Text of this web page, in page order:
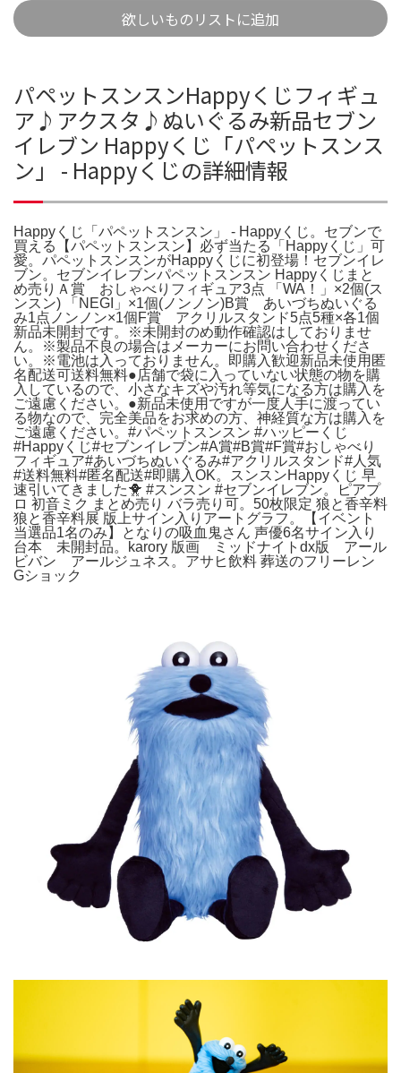
欲しいものリストに追加
パペットスンスンHappyくじフィギュ
ア♪アクスタ♪ぬいぐるみ新品セブン
イレブン Happyくじ「パペットスンス
ン」 - Happyくじの詳細情報
Happyくじ「パペットスンスン」 - Happyくじ。セブンで
買える【パペットスンスン】必ず当たる「Happyくじ」可
愛。パペットスンスンがHappyくじに初登場！セブンイレ
ブン。セブンイレブンパペットスンスン Happyくじまと
め売りＡ賞 おしゃべりフィギュア3点 「WA！」×2個(ス
ンスン) 「NEGI」×1個(ノンノン)B賞 あいづちぬいぐる
み1点ノンノン×1個F賞 アクリルスタンド5点5種×各1個
新品未開封です。※未開封のめ動作確認はしておりませ
ん。※製品不良の場合はメーカーにお問い合わせくださ
い。※電池は入っておりません。即購入歓迎新品未使用匿
名配送可送料無料●店舗で袋に入っていない状態の物を購
入しているので、小さなキズや汚れ等気になる方は購入を
ご遠慮ください。●新品未使用ですが一度人手に渡ってい
る物なので、完全美品をお求めの方、神経質な方は購入を
ご遠慮ください。#パペットスンスン #ハッピーくじ
#Happyくじ#セブンイレブン#A賞#B賞#F賞#おしゃべり
フィギュア#あいづちぬいぐるみ#アクリルスタンド#人気
#送料無料#匿名配送#即購入OK。スンスンHappyくじ 早
速引いてきました🐥 #スンスン #セブンイレブン。ピアプ
ロ 初音ミク まとめ売り バラ売り可。50枚限定 狼と香辛料
狼と香辛料展 版上サイン入りアートグラフ。【イベント
当選品1名のみ】となりの吸血鬼さん 声優6名サイン入り
台本 未開封品。karory 版画 ミッドナイトdx版 アール
ビバン アールジュネス。アサヒ飲料 葬送のフリーレン
Gショック